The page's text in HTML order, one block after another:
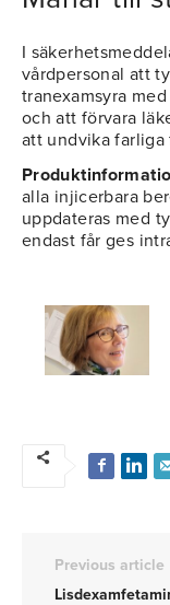
I
vårdpersonal att
tranexamsyra
och att förvara
att undvika
alla injicerbara
uppdateras med
endast får ges
Previous article